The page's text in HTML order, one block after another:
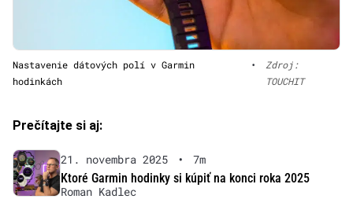
Nastavenie dátových polí v Garmin
hodinkách
•
Zdroj:
TOUCHIT
Prečítajte si aj:
21. novembra 2025 •
7m
Ktoré Garmin hodinky si kúpiť na konci roka 2025
Roman Kadlec